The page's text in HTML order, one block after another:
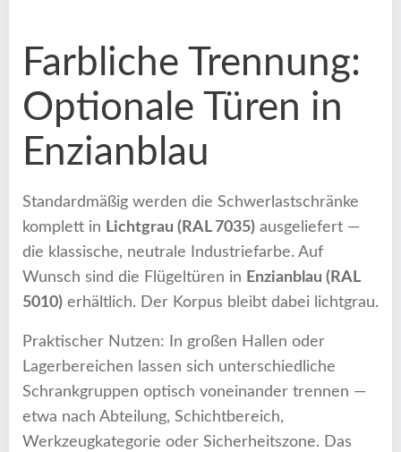
Farbliche Trennung:
Optionale Türen in
Enzianblau
Standardmäßig werden die Schwerlastschränke
komplett in Lichtgrau (RAL 7035) ausgeliefert —
die klassische, neutrale Industriefarbe. Auf
Wunsch sind die Flügeltüren in Enzianblau (RAL
5010) erhältlich. Der Korpus bleibt dabei lichtgrau.
Praktischer Nutzen: In großen Hallen oder
Lagerbereichen lassen sich unterschiedliche
Schrankgruppen optisch voneinander trennen —
etwa nach Abteilung, Schichtbereich,
Werkzeugkategorie oder Sicherheitszone. Das